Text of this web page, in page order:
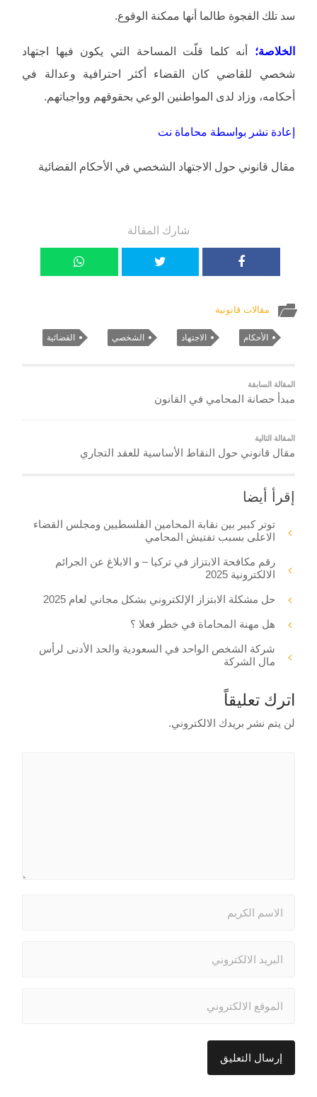
سد تلك الفجوة طالما أنها ممكنة الوقوع.
الخلاصة؛ أنه كلما قلّت المساحة التي يكون فيها اجتهاد
شخصي للقاضي كان القضاء أكثر احترافية وعدالة في
أحكامه، وزاد لدى المواطنين الوعي بحقوقهم وواجباتهم.
إعادة نشر بواسطة محاماة نت
مقال قانوني حول الاجتهاد الشخصي في الأحكام القضائية
شارك المقالة
مقالات قانونية
الأحكام الاجتهاد الشخصي القضائية
المقالة السابقة
مبدأ حصانة المحامي في القانون
المقالة التالية
مقال قانوني حول النقاط الأساسية للعقد التجاري
إقرأ أيضا
توتر كبير بين نقابة المحامين الفلسطيين ومجلس القضاء
الاعلى بسبب تفتيش المحامي
رقم مكافحة الابتزاز في تركيا – و الابلاغ عن الجرائم
الالكترونية 2025
حل مشكلة الابتزاز الإلكتروني بشكل مجاني لعام 2025
هل مهنة المحاماة في خطر فعلا ؟
شركة الشخص الواحد في السعودية والحد الأدنى لرأس
مال الشركة
اترك تعليقاً
لن يتم نشر بريدك الالكتروني.